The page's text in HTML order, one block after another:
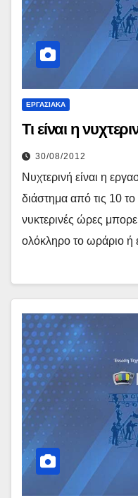
ΕΡΓΑΣΙΑΚΆ
Τι είναι η
30/08/2012
Νυχτερινή είναι η
διάστημα από τις 10 το
νυκτερινές ώρες
ολόκληρο το ωράριο ή